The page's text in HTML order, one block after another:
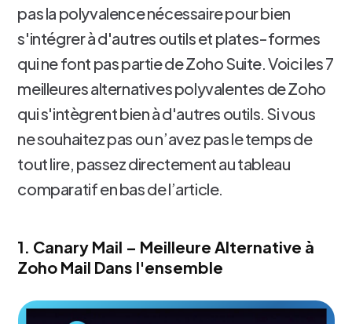
pas la polyvalence nécessaire pour bien
s'intégrer à d'autres outils et plates-formes
qui ne font pas partie de Zoho Suite. Voici les 7
meilleures alternatives polyvalentes de Zoho
qui s'intègrent bien à d'autres outils. Si vous
ne souhaitez pas ou n’avez pas le temps de
tout lire, passez directement au tableau
comparatif en bas de l’article.
1. Canary Mail – Meilleure Alternative à
Zoho Mail Dans l'ensemble